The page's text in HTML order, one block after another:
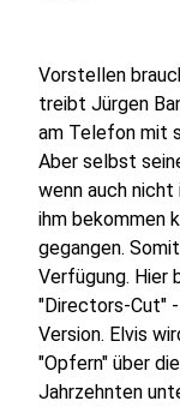
Vorstellen
treibt Jürgen
am Telefon mit
Aber selbst
wenn auch nicht
ihm bekommen
gegangen.
Verfügung. Hier
"Directors-Cut"
Version. Elvis
"Opfern" über
Jahrzehnten